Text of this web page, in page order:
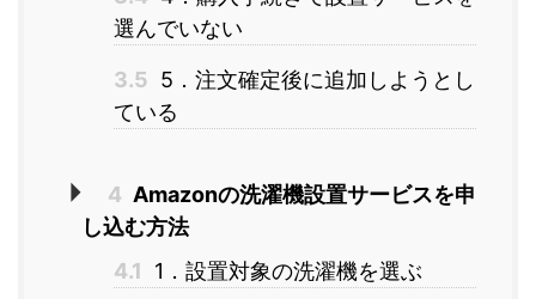
選んでいない
3.5 5．注文確定後に追加しようとし
ている
4 Amazonの洗濯機設置サービスを申
し込む方法
4.1
1．設置対象の洗濯機を選ぶ